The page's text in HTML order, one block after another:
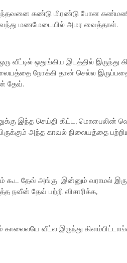
கண்டு மிரண்டு போன
வந்து மணமேடையில் அமர வைத்தாள்.
வீட்டில் ஒதுங்கிய இடத்தில்
நோக்கி தான் செல்ல
தேவ்.
இந்த செய்தி கிட்ட,
அந்த காவல் நிலையத்தை
கூட தேவ் அங்கு இன்னும் வராமல்
நவீன் தேவ் பற்றி விசாரிக்க,
வீட்ல இருந்து